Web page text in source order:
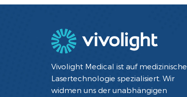
Vivolight Medical ist auf medizinische
Lasertechnologie spezialisiert. Wir
widmen uns der unabhängigen